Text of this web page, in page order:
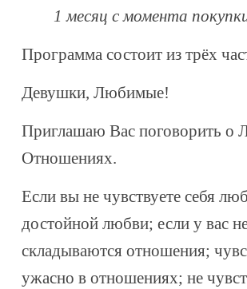
1 месяц с момента
Программа состоит из трёх
Девушки, Любимые!
Приглашаю Вас поговорить о
Отношениях.
Если вы не чувствуете себя
достойной любви; если у вас
складываются отношения;
ужасно в отношениях; не